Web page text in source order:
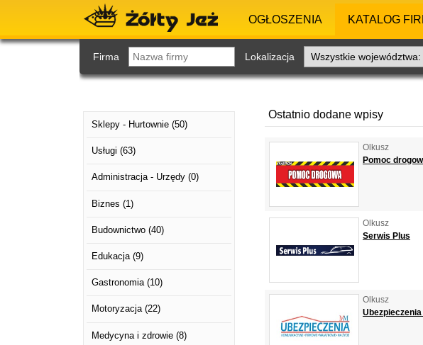
OGŁOSZENIA KATALOG
Firma Lokalizacja
Ostatnio dodane wpisy
Olkusz
Pomoc
Olkusz
Serwis Plus
Olkusz
Ubezpieczenia
Sklepy - Hurtownie (50)
Usługi (63)
Administracja - Urzędy (0)
Biznes (1)
Budownictwo (40)
Edukacja (9)
Gastronomia (10)
Motoryzacja (22)
Medycyna i zdrowie (8)